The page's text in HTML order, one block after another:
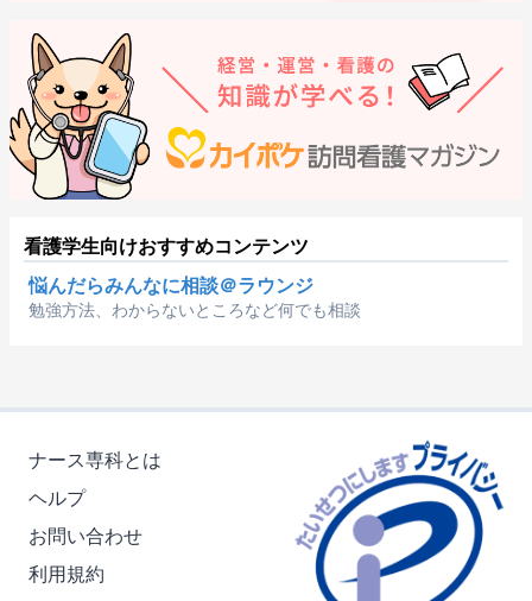
看護学生向けおすすめコンテンツ
悩んだらみんなに相談＠ラウンジ
勉強方法、わからないところなど何でも相談
ナース専科とは
ヘルプ
お問い合わせ
利用規約